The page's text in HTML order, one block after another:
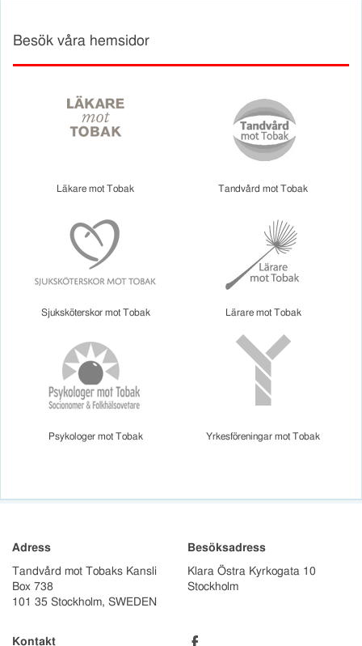
Besök våra hemsidor
Läkare mot Tobak Tandvård mot Tobak
Sjuksköterskor mot Tobak Lärare mot Tobak
Psykologer mot Tobak Yrkesföreningar mot Tobak
Adress
Tandvård mot Tobaks Kansli
Box 738
101 35 Stockholm, SWEDEN
Besöksadress
Klara Östra Kyrkogata 10
Stockholm
Kontakt